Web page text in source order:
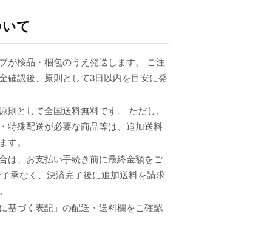
て
が検品・梱包のうえ発送します。 ご注
確認後、原則として3日以内を目安に発
則として全国送料無料です。 ただし、
特殊配送が必要な商品等は、追加送料
す。
は、お支払い手続き前に最終金額をご
承なく、決済完了後に追加送料を請求
基づく表記」の配送・送料欄をご確認